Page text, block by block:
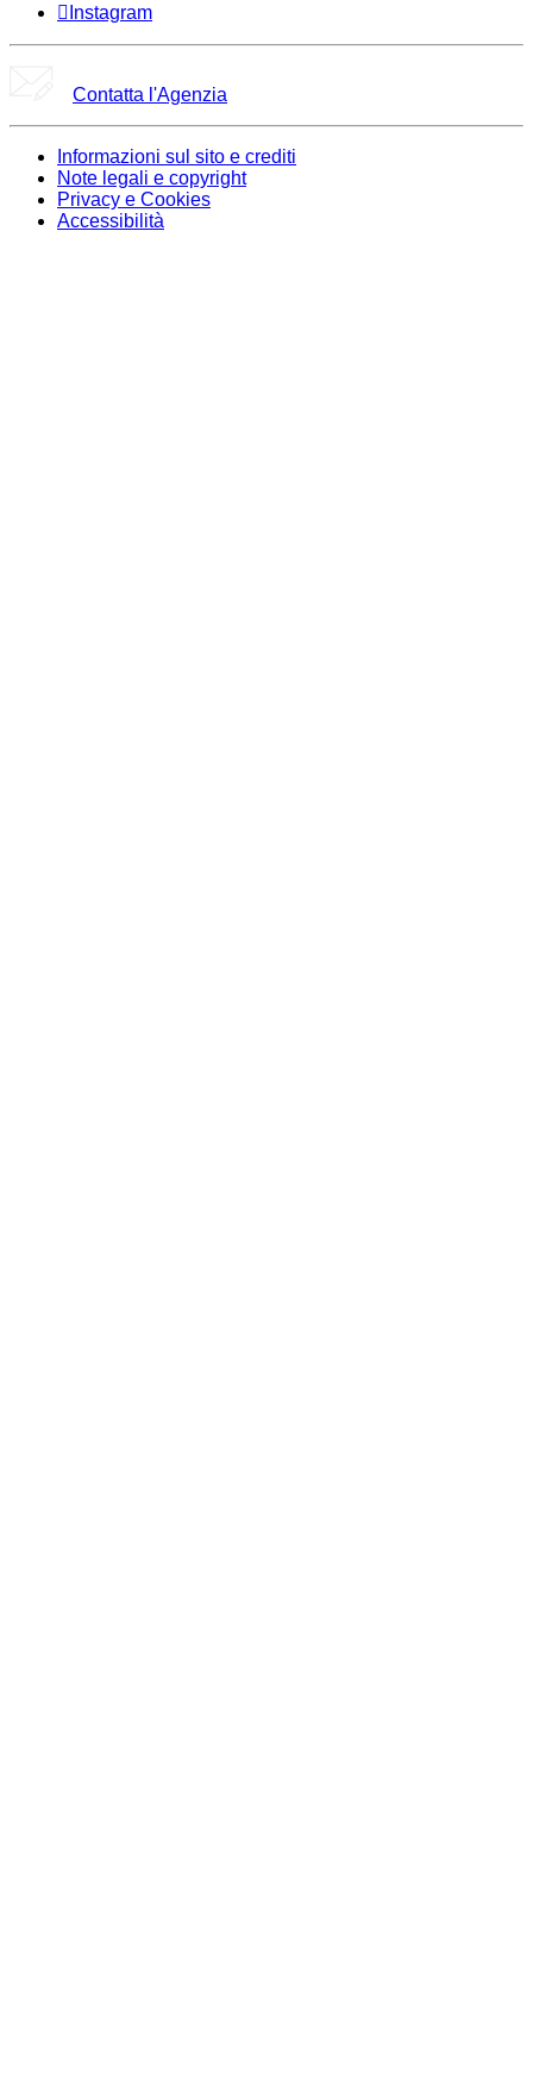
Instagram
Contatta l'Agenzia
Informazioni sul sito e crediti
Note legali e copyright
Privacy e Cookies
Accessibilità